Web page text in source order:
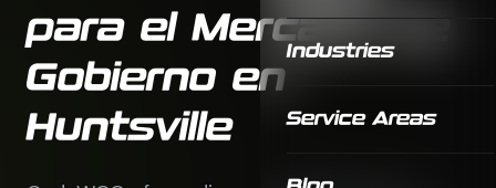
Industries
Service Areas
para el Mercado de
Gobierno en
Huntsville